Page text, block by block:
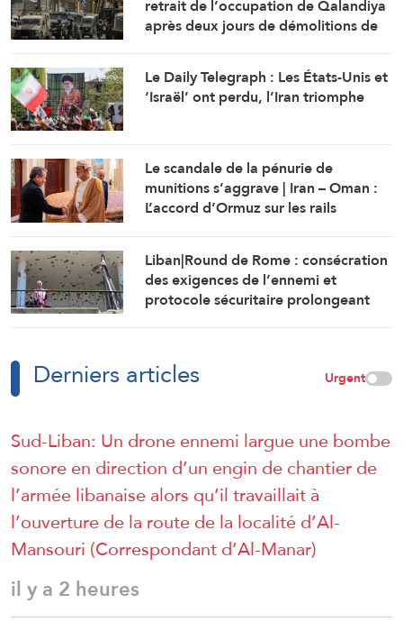
retrait de l’occupation de Qalandiya
après deux jours de démolitions de
Le Daily Telegraph : Les États-Unis et
‘Israël’ ont perdu, l’Iran triomphe
Le scandale de la pénurie de
munitions s’aggrave | Iran – Oman :
L’accord d’Ormuz sur les rails
Liban|Round de Rome : consécration
des exigences de l’ennemi et
protocole sécuritaire prolongeant
Derniers articles Urgent
Sud-Liban: Un drone ennemi largue une bombe
sonore en direction d’un engin de chantier de
l’armée libanaise alors qu’il travaillait à
l’ouverture de la route de la localité d’Al-
Mansouri (Correspondant d’Al-Manar)
il y a 2 heures